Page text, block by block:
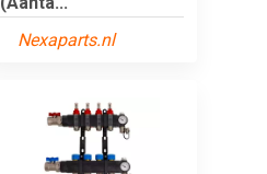
Nexaparts.nl